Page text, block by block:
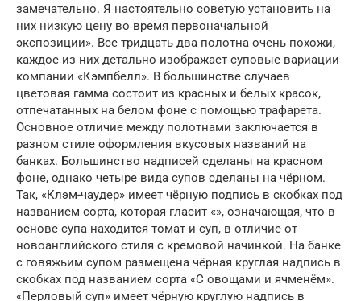
замечательно. Я настоятельно советую установить на
них низкую цену во время первоначальной
экспозиции». Все тридцать два полотна очень похожи,
каждое из них детально изображает суповые вариации
компании «Кэмпбелл». В большинстве случаев
цветовая гамма состоит из красных и белых красок,
отпечатанных на белом фоне с помощью трафарета.
Основное отличие между полотнами заключается в
разном стиле оформления вкусовых названий на
банках. Большинство надписей сделаны на красном
фоне, однако четыре вида супов сделаны на чёрном.
Так, «Клэм-чаудер» имеет чёрную подпись в скобках под
названием сорта, которая гласит «», означающая, что в
основе супа находится томат и суп, в отличие от
новоанглийского стиля с кремовой начинкой. На банке
с говяжьим супом размещена чёрная круглая надпись в
скобках под названием сорта «С овощами и ячменём».
«Перловый суп» имеет чёрную круглую надпись в